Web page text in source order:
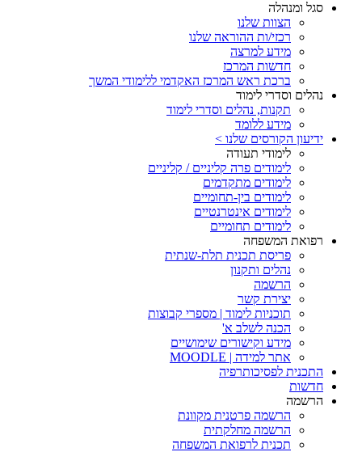
סגל ומנהלה
הצוות שלנו
רכזי/ות ההוראה שלנו
מידע למרצה
חדשות המרכז
ברכת ראש המרכז האקדמי ללימודי המשך
נהלים וסדרי לימוד
תקנות, נהלים וסדרי לימוד
מידע ללומד
ידיעון הקורסים שלנו >
לימודי תעודה
לימודים פרה קליניים / קליניים
לימודים מתקדמים
לימודים בין-תחומיים
לימודים אינטרנטיים
לימודים תחומיים
רפואת המשפחה
פריסת תכנית תלת-שנתית
נהלים ותקנון
הרשמה
יצירת קשר
תוכניות לימוד | מספרי קבוצות
הכנה לשלב א'
מידע וקישורים שימושיים
אתר למידה | MOODLE
התכנית לפסיכותרפיה
חדשות
הרשמה
הרשמה פרטנית מקוונת
הרשמה מחלקתית
תכנית לרפואת המשפחה